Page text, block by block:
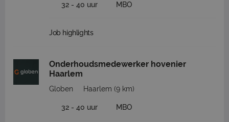
32 - 40 uur MBO
Job highlights
Onderhoudsmedewerker hovenier
Haarlem
Globen Haarlem (9 km)
32 - 40 uur MBO